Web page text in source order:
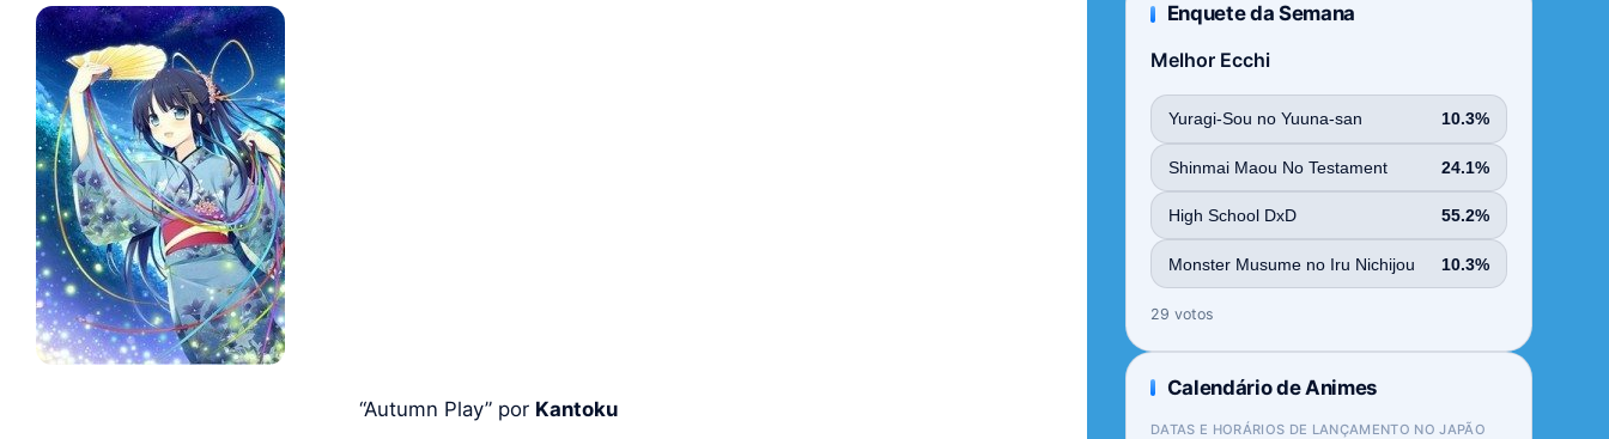
“Autumn Play” por Kantoku
Enquete da Semana
Melhor Ecchi
Yuragi-Sou no Yuuna-san 10.3%
Shinmai Maou No Testament 24.1%
High School DxD 55.2%
Monster Musume no Iru Nichijou 10.3%
29 votos
Calendário de Animes
DATAS E HORÁRIOS DE LANÇAMENTO NO JAPÃO